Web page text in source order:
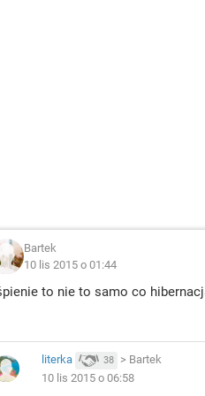
Bartek
10 lis 2015 o 01:44
to nie to samo co
literka 38 > Bartek
10 lis 2015 o 06:58